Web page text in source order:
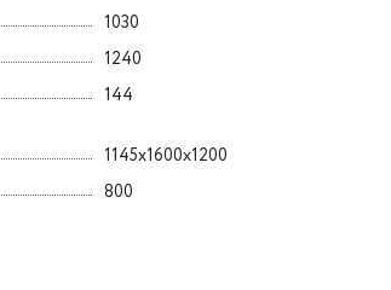
1030
1240
144
1145х1600х1200
800